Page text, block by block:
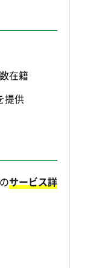
在籍
提供
サービス詳